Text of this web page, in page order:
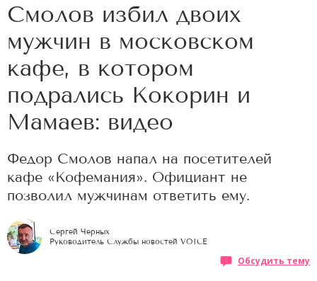
Смолов избил двоих
мужчин в московском
кафе, в котором
подрались Кокорин и
Мамаев: видео
Федор Смолов напал на посетителей
кафе «Кофемания». Официант не
позволил мужчинам ответить ему.
Сергей Черных
Руководитель Службы новостей VOICE
Обсудить тему